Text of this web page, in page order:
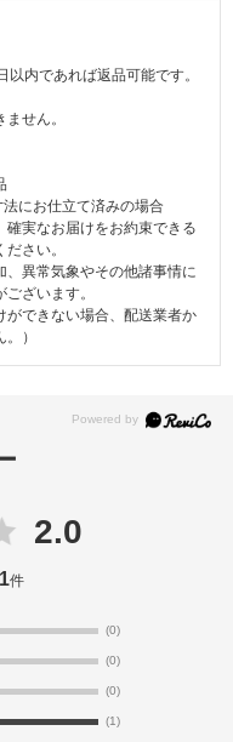
内であれば返品可能です。
せん。
にお仕立て済みの場合
確実なお届けをお約束できる
さい。
、異常気象やその他諸事情に
ざいます。
ができない場合、配送業者か
）
2.0
1件
(0)
(0)
(0)
(1)